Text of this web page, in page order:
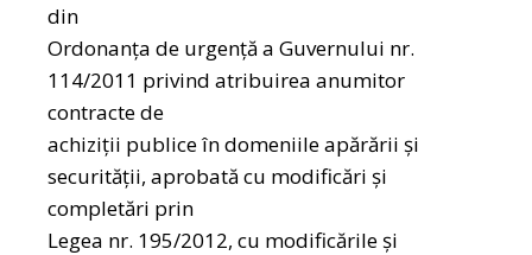
din
Ordonanța de urgență a Guvernului nr.
114/2011 privind atribuirea anumitor
contracte de
achiziții publice în domeniile apărării şi
securității, aprobată cu modificări şi
completări prin
Legea nr. 195/2012, cu modificările şi